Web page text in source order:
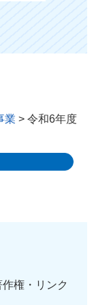
業 > 令和6年度
権・リンク